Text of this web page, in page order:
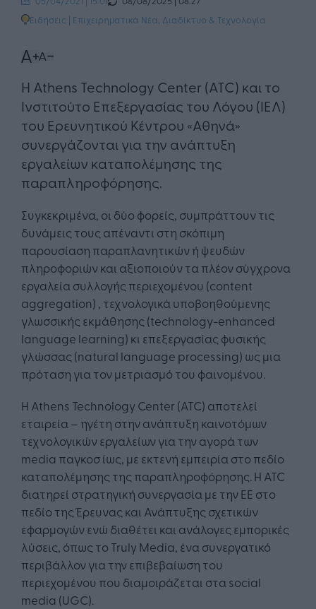
Ειδήσεις | Επιχειρηματικά Νέα Διαδίκτυο & Τεχνολογία
H Athens Technology Center (ATC) και το
Ινστιτούτο Επεξεργασίας του Λόγου (ΙΕΛ)
του Eρευνητικού Κέντρου «Αθηνά»
συνεργάζονται για την ανάπτυξη
εργαλείων καταπολέμησης της
παραπληροφόρησης.
Συγκεκριμένα, οι δύο φορείς, συμπράττουν τις
δυνάμεις τους απέναντι στη σκόπιμη
παρουσίαση παραπλανητικών ή ψευδών
πληροφοριών και αξιοποιούν τα πλέον σύγχρονα
εργαλεία συλλογής περιεχομένου (content
aggregation) , τεχνολογικά υποβοηθούμενης
γλωσσικής εκμάθησης (technology-enhanced
language learning) κι επεξεργασίας φυσικής
γλώσσας (natural language processing) ως μια
πρόταση για τον μετριασμό του φαινομένου.
Η Athens Technology Center (ATC) αποτελεί
εταιρεία – ηγέτη στην ανάπτυξη καινοτόμων
τεχνολογικών εργαλείων για την αγορά των
media παγκοσ ίως, με εκτενή εμπειρία στο πεδίο
καταπολέμησης της παραπληροφόρησης. Η ATC
διατηρεί στρατηγική συνεργασία με την ΕΕ στο
πεδίο της Έρευνας και Ανάπτυξης σχετικών
εφαρμογών ενώ διαθέτει και ανάλογες εμπορικές
λύσεις, όπως το Truly Media, ένα συνεργατικό
περιβάλλον για την επιβεβαίωση του
περιεχομένου που διαμοιράζεται στα social
media (UGC).